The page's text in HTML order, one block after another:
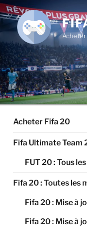
Aller
au
contenu
principal
Acheter
Acheter Fifa 20
Fifa Ultimate Team
FUT 20 : Tous
Fifa 20 : Toutes les
Fifa 20 : Mise à
Fifa 20 : Mise à